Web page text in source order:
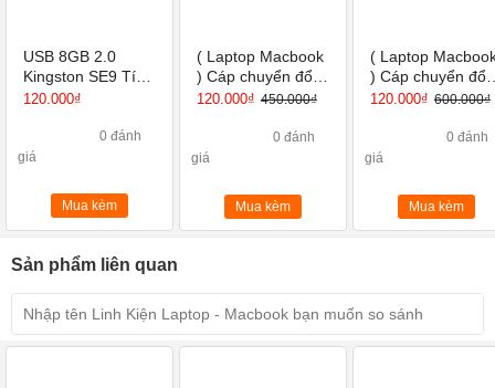
USB 8GB 2.0
Kingston SE9 Tích
hợp Mini Windows
120.000₫
0 đánh
giá
Mua kèm
( Laptop Macbook
) Cáp chuyển đổi
USB Type C sang
USB 3.0, VGA
120.000₫ 450.000₫
0 đánh
giá
Mua kèm
( Laptop
) Cáp chuyển đổi
SSK SC103 USB
HDMI, USB 3.0,
thẻ SD
120.000₫ 600.000₫
0 đánh
giá
Mua kèm
Sản phẩm liên quan